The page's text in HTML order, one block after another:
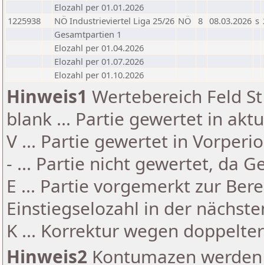
Elozahl per 01.01.2026
1225938
NÖ Industrieviertel Liga 25/26 NÖ 8 08.03.2026 s
Gesamtpartien 1
Elozahl per 01.04.2026
Elozahl per 01.07.2026
Elozahl per 01.10.2026
Hinweis1 Wertebereich Feld
blank ... Partie gewertet in
V ... Partie gewertet in
- ... Partie nicht gewertet, da
E ... Partie vorgemerkt zur
Einstiegselozahl in der
K ... Korrektur wegen
Hinweis2 Kontumazen